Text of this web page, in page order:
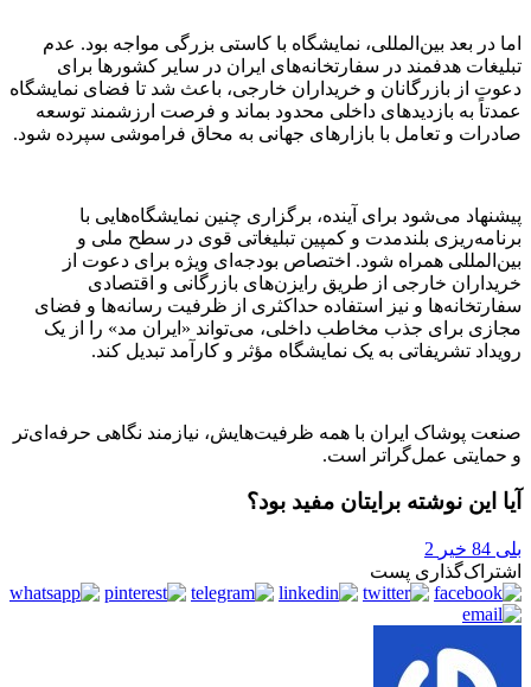
اما در بعد بین‌المللی، نمایشگاه با کاستی بزرگی مواجه بود. عدم
تبلیغات هدفمند در سفارتخانه‌های ایران در سایر کشورها برای
دعوت از بازرگانان و خریداران خارجی، باعث شد تا فضای نمایشگاه
عمدتاً به بازدیدهای داخلی محدود بماند و فرصت ارزشمند توسعه
صادرات و تعامل با بازارهای جهانی به محاق فراموشی سپرده شود.
پیشنهاد می‌شود برای آینده، برگزاری چنین نمایشگاه‌هایی با
برنامه‌ریزی بلندمدت و کمپین تبلیغاتی قوی در سطح ملی و
بین‌المللی همراه شود. اختصاص بودجه‌ای ویژه برای دعوت از
خریداران خارجی از طریق رایزن‌های بازرگانی و اقتصادی
سفارتخانه‌ها و نیز استفاده حداکثری از ظرفیت رسانه‌ها و فضای
مجازی برای جذب مخاطب داخلی، می‌تواند «ایران مد» را از یک
رویداد تشریفاتی به یک نمایشگاه مؤثر و کارآمد تبدیل کند.
صنعت پوشاک ایران با همه ظرفیت‌هایش، نیازمند نگاهی حرفه‌ای‌تر
و حمایتی عمل‌گراتر است.
آیا این نوشته برایتان مفید بود؟
بلی 84 خیر 2
اشتراک‌گذاری پست